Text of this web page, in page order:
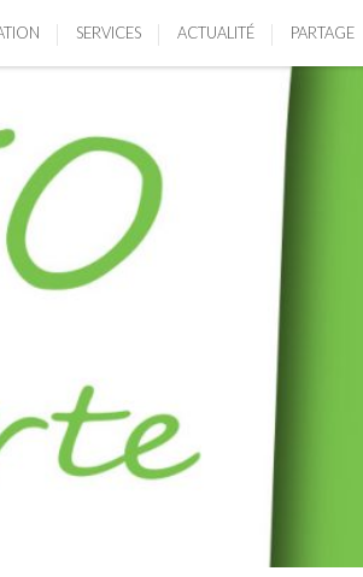
SERVICES ACTUALITÉ PARTAGE